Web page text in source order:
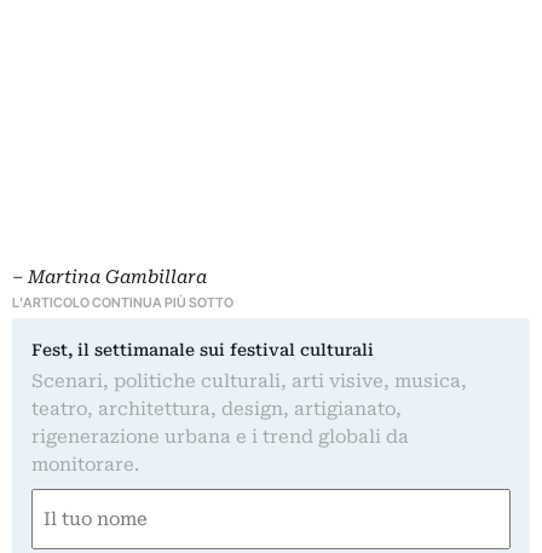
– Martina Gambillara
L'ARTICOLO CONTINUA PIÙ SOTTO
Fest, il settimanale sui festival culturali
Scenari, politiche culturali, arti visive, musica,
teatro, architettura, design, artigianato,
rigenerazione urbana e i trend globali da
monitorare.
(Required)